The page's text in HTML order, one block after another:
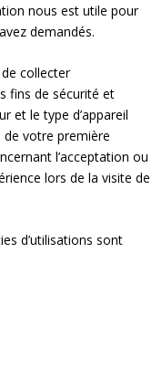
nous est utile pour
demandés.
collecter
fins de sécurité et
et le type d’appareil
de votre première
l’acceptation ou
lors de la visite de
d’utilisations sont